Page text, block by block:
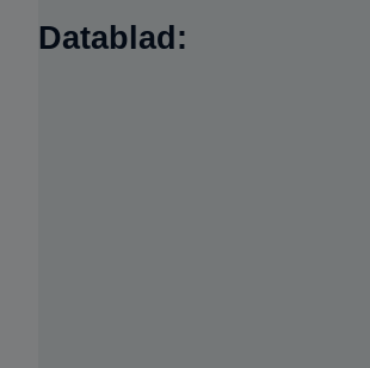
Datablad: